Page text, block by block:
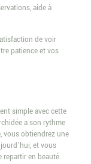
aide à
de voir
patience et vos
simple avec cette
a son rythme
vous obtiendrez une
et vous
en beauté.